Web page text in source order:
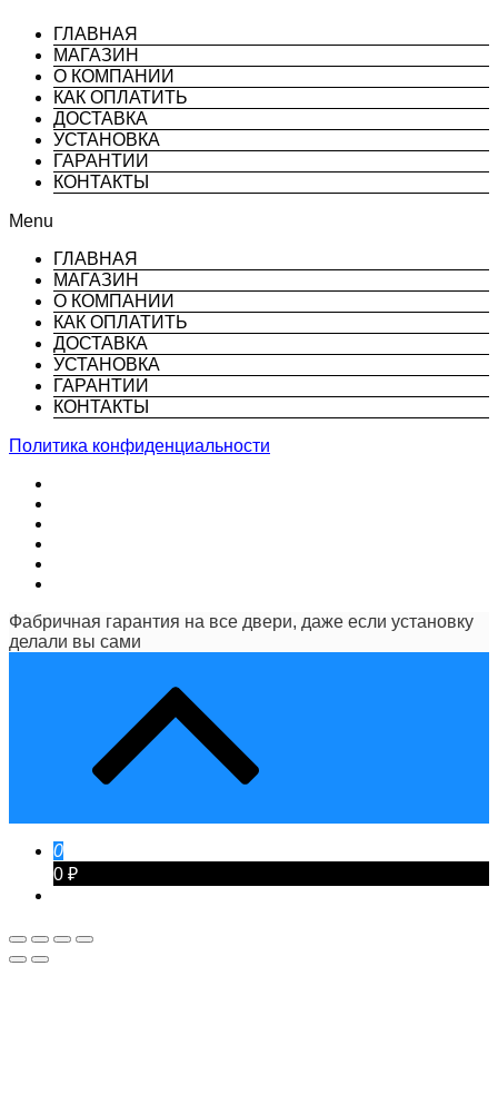
ГЛАВНАЯ
МАГАЗИН
О КОМПАНИИ
КАК ОПЛАТИТЬ
ДОСТАВКА
УСТАНОВКА
ГАРАНТИИ
КОНТАКТЫ
Menu
ГЛАВНАЯ
МАГАЗИН
О КОМПАНИИ
КАК ОПЛАТИТЬ
ДОСТАВКА
УСТАНОВКА
ГАРАНТИИ
КОНТАКТЫ
Политика конфиденциальности
Фабричная гарантия на все двери, даже если установку
делали вы сами
0
0 ₽